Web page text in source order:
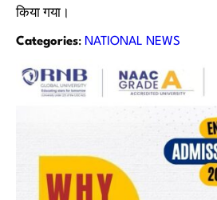
किया गया।
Categories: NATIONAL NEWS